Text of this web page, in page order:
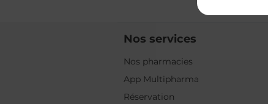
Nos services
Nos pharmacies
App Multipharma
Réservation